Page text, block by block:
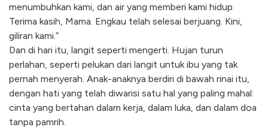
menumbuhkan kami, dan air yang memberi kami hidup.
Terima kasih, Mama. Engkau telah selesai berjuang. Kini,
giliran kami.”
Dan di hari itu, langit seperti mengerti. Hujan turun
perlahan, seperti pelukan dari langit untuk ibu yang tak
pernah menyerah. Anak-anaknya berdiri di bawah rinai itu,
dengan hati yang telah diwarisi satu hal yang paling mahal:
cinta yang bertahan dalam kerja, dalam luka, dan dalam doa
tanpa pamrih.